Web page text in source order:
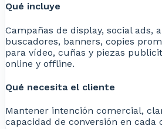
Qué incluye
Campañas de display, social ads,
buscadores, banners, copies
para vídeo, cuñas y piezas
online y offline.
Qué necesita el cliente
Mantener intención comercial,
capacidad de conversión en cada